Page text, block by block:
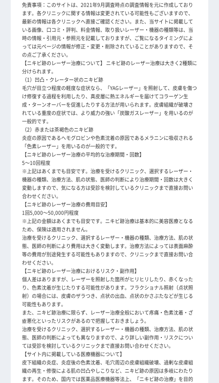
免責事項： このサイトは、2021年9月調査時点の調査情報を元に作成しており
ます。各クリニックに関する情報は変更されている可能性もございますので、
最新の情報は各クリニックへ直接ご確認ください。また、当サイトに掲載して
いる画像、口コミ・評判、料金情報、取り扱いレーザー・機器の種類等は、当
時の情報・引用元・参照元を記載しておりますが、ご覧になるタイミングによ
っては元ページの情報が修正・変更・削除されていることがありますので、そ
の点ご了承ください。
【ニキビ跡のレーザー治療について】 ニキビ跡のレーザー治療は大きく2種類に
分けられます。
（1）凹凸・クレーター状のニキビ跡
毛穴が目立つ程度の軽度な症状なら、「YAGレーザー」を照射して、皮膚を傷つ
け修復する過程を利用したり、真皮層に熱エネルギーを届けてコラーゲン生
成・ターンオーバーを促進したりする方法が用いられます。皮膚組織が破壊さ
れている重度の症状では、より威力の強い「炭酸ガスレーザー」を用いるのが
一般的です。
（2）赤または茶褐色のニキビ跡
炎症の原因であるヘモグロビンや色素沈着の原因であるメラニンに吸収される
「色素レーザー」を用いるのが一般的です。
【ニキビ跡のレーザー治療の平均的な治療期間・回数】
5～10回程度
※上記はあくまでも目安です。治療を受けるクリニック、選択するレーザー・
機器の種類、治療方法、肌の状態、医師の判断により治療期間・回数は大きく
変動しますので、気になる方は受診を検討しているクリニックまで直接お問い
合わせください。
【ニキビ跡のレーザー治療の費用目安】
1回5,000～50,000円程度
※上記の金額はあくまでも目安です。ニキビ跡治療は基本的に美容医療となる
ため、保険は適用されません。
治療を受けるクリニック、選択するレーザー・機器の種類、治療方法、肌の状
態、医師の判断により費用は大きく変動します。治療方法によっては表面麻酔
等の費用が別途発生する可能性もありますので、クリニックまで直接お問い合
わせください。
【ニキビ跡のレーザー治療におけるリスク・副作用】
個人差はありますが、レーザーを照射した箇所がヒリヒリしたり、赤くなった
り、色素沈着が生じたりする可能性があります。フラクショナル照射（点状照
射）の場合には、皮膚のザラつき、点状の出血、点状のかさぶたなどが生じる
可能性もあります。
また、ニキビ跡治療に限らず、レーザー治療全般において疼痛・色素沈着・ざ
瘡悪化といったリスクがあるので把握しておきましょう。
治療を受けるクリニック、選択するレーザー・機器の種類、治療方法、肌の状
態、医師の判断によっても異なりますので、より詳しい副作用・リスクについ
ては受診を検討しているクリニックまで直接お問い合わせください。
【サイト内に掲載している医療機器について】
皮下組織の炎症、炎症後の色素沈着、毛穴周辺の皮膚組織破壊、過剰な皮膚組
織の再生・修復による肌の凹凸やしこりなど、ニキビ跡の原因は多岐にわたり
ます。そのため、国内では医薬品医療機器等法上、「ニキビ跡の治療」を目的